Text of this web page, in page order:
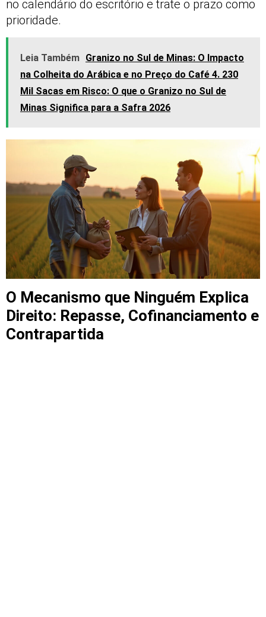
no calendário do escritório e trate o prazo como
prioridade.
Leia Também Granizo no Sul de Minas: O Impacto
na Colheita do Arábica e no Preço do Café 4. 230
Mil Sacas em Risco: O que o Granizo no Sul de
Minas Significa para a Safra 2026
O Mecanismo que Ninguém Explica
Direito: Repasse, Cofinanciamento e
Contrapartida